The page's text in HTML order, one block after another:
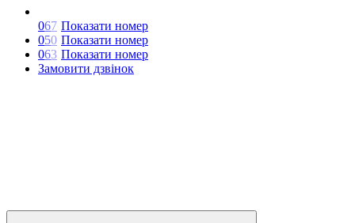
067 Показати номер
050 Показати номер
063 Показати номер
Замовити дзвінок